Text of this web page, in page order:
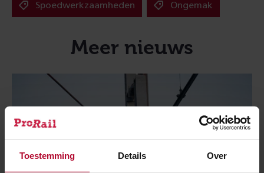
Toestemming Details Over
Spoedwerkzaamheden Ongemak
Meer nieuws